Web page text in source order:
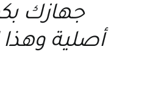
جهازك
أصلية